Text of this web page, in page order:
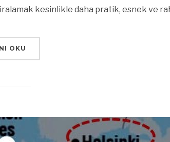
kesinlikle daha pratik, esnek ve
OKU